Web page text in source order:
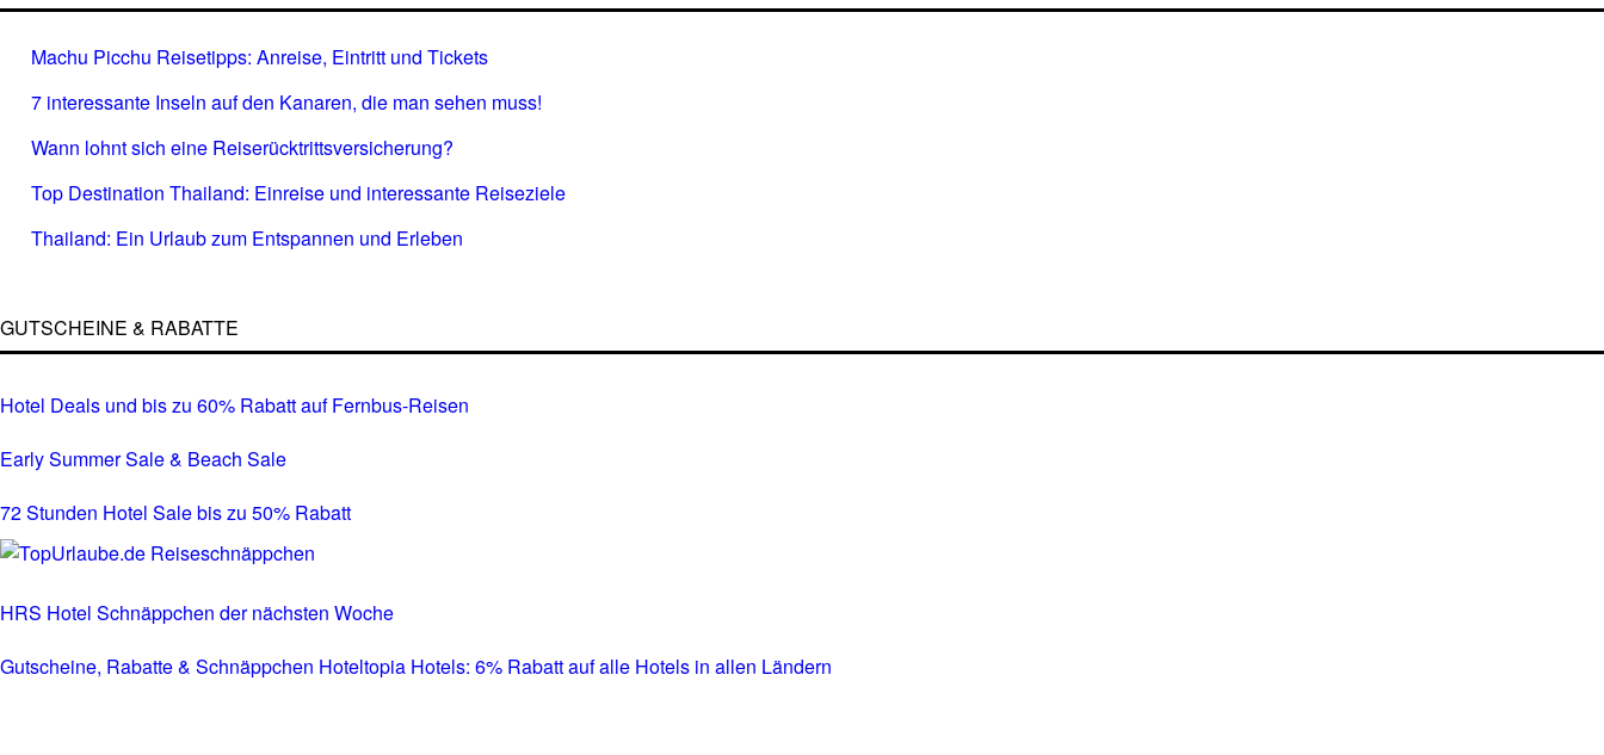
Machu Picchu Reisetipps: Anreise, Eintritt und Tickets
7 interessante Inseln auf den Kanaren, die man sehen muss!
Wann lohnt sich eine Reiserücktrittsversicherung?
Top Destination Thailand: Einreise und interessante Reiseziele
Thailand: Ein Urlaub zum Entspannen und Erleben
GUTSCHEINE & RABATTE
Hotel Deals und bis zu 60% Rabatt auf Fernbus-Reisen
Early Summer Sale & Beach Sale
72 Stunden Hotel Sale bis zu 50% Rabatt
HRS Hotel Schnäppchen der nächsten Woche
Gutscheine, Rabatte & Schnäppchen Hoteltopia Hotels: 6% Rabatt auf alle Hotels in allen Ländern